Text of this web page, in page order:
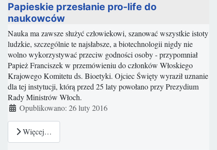
Papieskie przesłanie pro-life do
naukowców
Nauka ma zawsze służyć człowiekowi, szanować wszystkie istoty
ludzkie, szczególnie te najsłabsze, a biotechnologii nigdy nie
wolno wykorzystywać przeciw godności osoby - przypomniał
Papież Franciszek w przemówieniu do członków Włoskiego
Krajowego Komitetu ds. Bioetyki. Ojciec Święty wyraził uznanie
dla tej instytucji, którą przed 25 laty powołano przy Prezydium
Rady Ministrów Włoch.
Szczegóły
Opublikowano: 26 luty 2016
Więcej…